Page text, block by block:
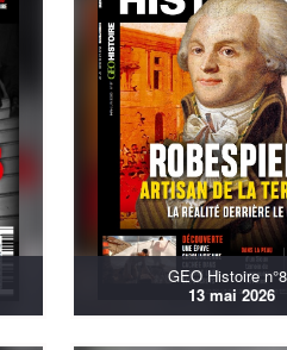
GEO Histoire
13 mai 2026